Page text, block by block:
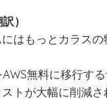
）
はもっとカラス
無料に移行する
トが大幅に削減さ